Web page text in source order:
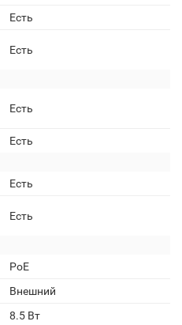
Есть
Есть
Есть
Есть
Есть
Есть
PoE
Внешний
8.5 Вт